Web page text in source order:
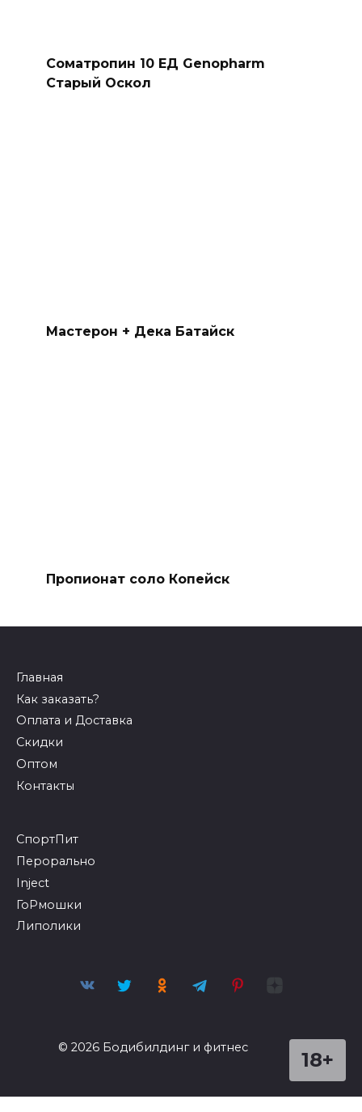
Оплата и Доставка
Оптом
СпортПит
Перорально
Inject
ГоРмошки
Липолики
© 2026 Бодибилдинг и фитнес